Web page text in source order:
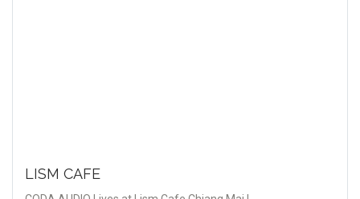
LISM CAFE